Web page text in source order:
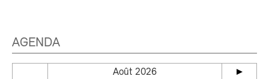
AGENDA
Août 2026